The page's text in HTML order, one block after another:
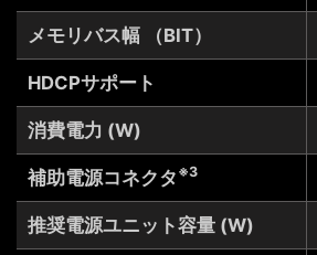
メモリバス幅 （BIT）
HDCPサポート
消費電力 (W)
補助電源コネクタ ※3
推奨電源ユニット容量 (W)